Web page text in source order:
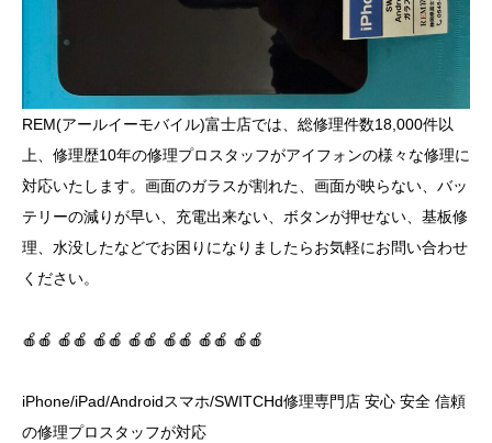
REM(アールイーモバイル)富士店では、総修理件数18,000件以
上、修理歴10年の修理プロスタッフがアイフォンの様々な修理に
対応いたします。画面のガラスが割れた、画面が映らない、バッ
テリーの減りが早い、充電出来ない、ボタンが押せない、基板修
理、水没したなどでお困りになりましたらお気軽にお問い合わせ
ください。
🍎🍎 🍎🍎 🍎🍎 🍎🍎 🍎🍎 🍎🍎 🍎🍎
iPhone/iPad/Androidスマホ/SWITCHd修理専門店 安心 安全 信頼
の修理プロスタッフが対応